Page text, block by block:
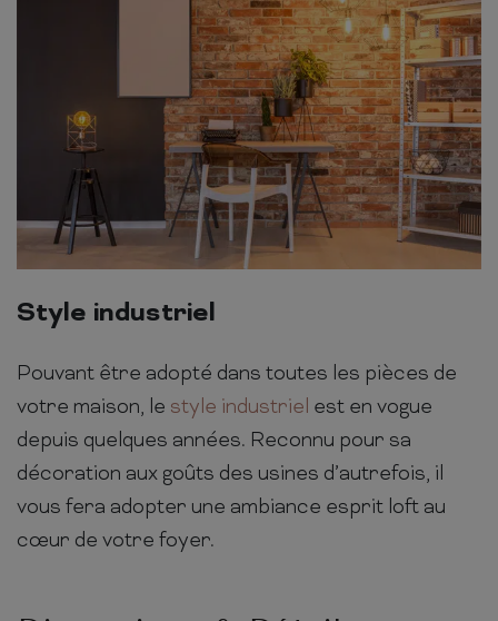
Style industriel
Pouvant être adopté dans toutes les pièces de
votre maison, le style industriel est en vogue
depuis quelques années. Reconnu pour sa
décoration aux goûts des usines d’autrefois, il
vous fera adopter une ambiance esprit loft au
cœur de votre foyer.